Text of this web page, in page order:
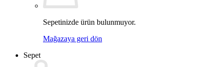
Sepetinizde ürün bulunmuyor.
Mağazaya geri dön
Sepet